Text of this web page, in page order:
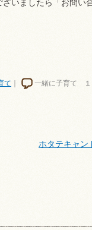
ざいましたら「お問い
て 一緒に子育て １
ホタテキャン